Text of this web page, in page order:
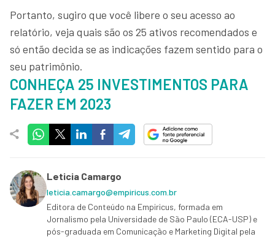
Portanto, sugiro que você libere o seu acesso ao
relatório, veja quais são os 25 ativos recomendados e
só então decida se as indicações fazem sentido para o
seu patrimônio.
CONHEÇA 25 INVESTIMENTOS PARA
FAZER EM 2023
Leticia Camargo
leticia.camargo@empiricus.com.br
Editora de Conteúdo na Empiricus, formada em
Jornalismo pela Universidade de São Paulo (ECA-USP) e
pós-graduada em Comunicação e Marketing Digital pela